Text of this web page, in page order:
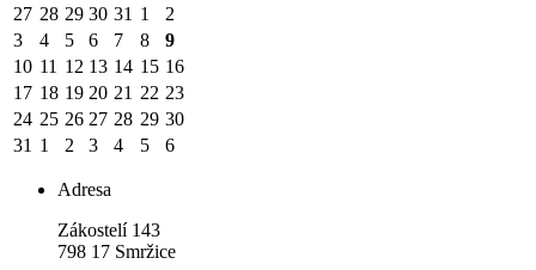
27 28 29 30 31 1
2
3
4 5 6 7 8
9
10 11 12 13 14 15 16
17 18 19 20 21 22 23
24 25 26 27 28 29 30
31 1 2 3 4 5 6
Adresa
Zákostelí 143
798 17 Smržice